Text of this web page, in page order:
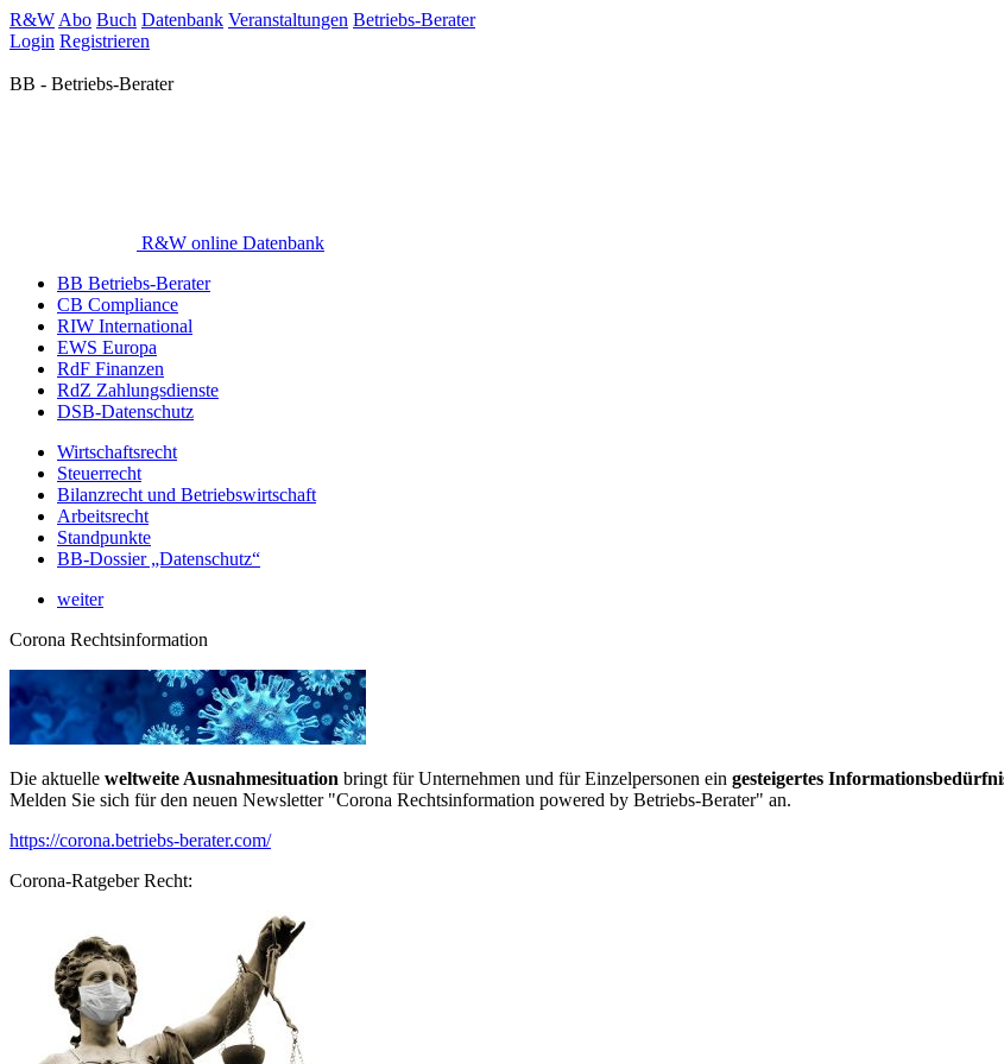
R&W Abo Buch Datenbank Veranstaltungen Betriebs-Berater
Login Registrieren
BB - Betriebs-Berater
R&W online Datenbank
BB Betriebs-Berater
CB Compliance
RIW International
EWS Europa
RdF Finanzen
RdZ Zahlungsdienste
DSB-Datenschutz
Wirtschaftsrecht
Steuerrecht
Bilanzrecht und Betriebswirtschaft
Arbeitsrecht
Standpunkte
BB-Dossier „Datenschutz“
weiter
Corona Rechtsinformation
Die aktuelle weltweite Ausnahmesituation bringt für Unternehmen und für Einzelpersonen ein gesteigertes
Melden Sie sich für den neuen Newsletter "Corona Rechtsinformation powered by Betriebs-Berater" an.
https://corona.betriebs-berater.com/
Corona-Ratgeber Recht: